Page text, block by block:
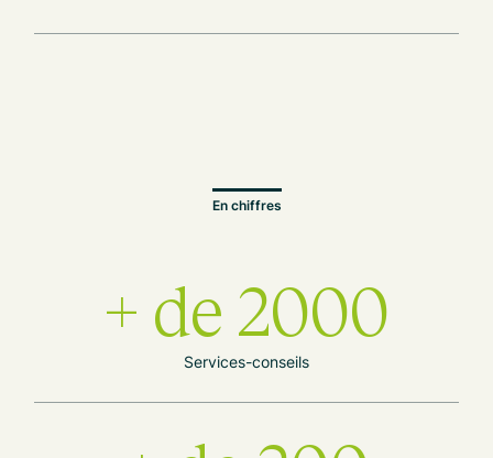
En chiffres
+ de 2000
Services-conseils